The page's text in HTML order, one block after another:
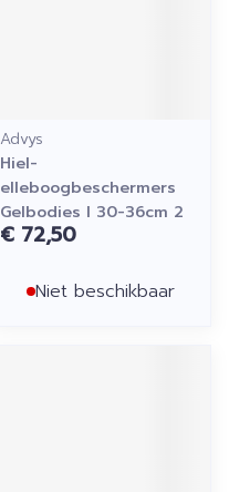
Advys
Hiel-
elleboogbeschermers
Gelbodies l 30-36cm 2
€ 72,50
Niet beschikbaar